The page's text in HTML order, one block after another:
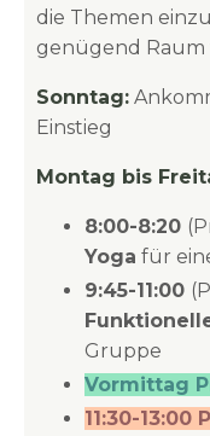
die Themen
genügend Raum
Sonntag:
Einstieg
Montag bis
8:00-8:20
Yoga für
9:45-11:00
Gruppe
Vormittag
11:30-13:00